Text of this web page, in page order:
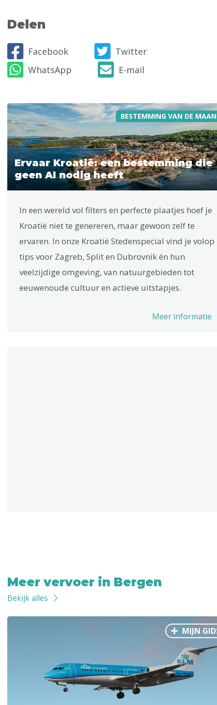
Delen
Facebook
Twitter
WhatsApp
E-mail
BESTEMMING VAN DE
Ervaar Kroatië: een bestemming die
geen AI nodig heeft
In een wereld vol filters en perfecte plaatjes hoef je
Kroatië niet te genereren, maar gewoon zelf te
ervaren. In onze Kroatië Stedenspecial vind je volop
tips voor Zagreb, Split en Dubrovnik én hun
veelzijdige omgeving, van natuurgebieden tot
eeuwenoude cultuur en actieve uitstapjes.
Meer informatie
Meer vervoer in Bergen
Bekijk alles
MIJN